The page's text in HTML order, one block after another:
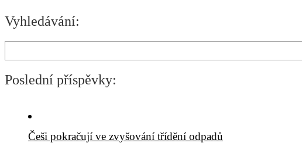
Vyhledávání:
Poslední příspěvky:
Češi pokračují ve zvyšování třídění odpadů